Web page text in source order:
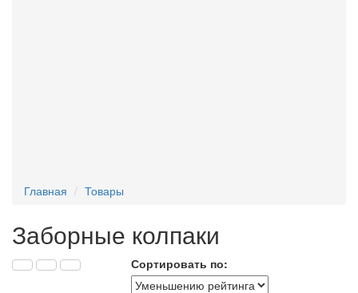
Главная
Товары
Заборные колпаки
Сортировать по: